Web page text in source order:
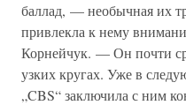
баллад, — необычная их
привлекла к нему
Корнейчук. — Он почти
узких кругах. Уже в
„CBS“ заключила с ним